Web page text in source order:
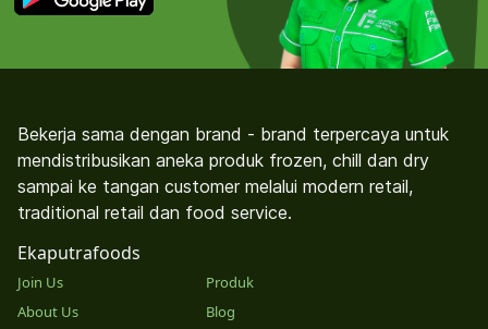
Bekerja sama dengan brand - brand terpercaya untuk
mendistribusikan aneka produk frozen, chill dan dry
sampai ke tangan customer melalui modern retail,
traditional retail dan food service.
Ekaputrafoods
Join Us
About Us
Produk
Blog